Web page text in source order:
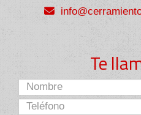
info
Te